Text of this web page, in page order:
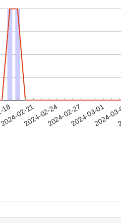
02-21
2024-02-242024-02-272024-03-01
2024-